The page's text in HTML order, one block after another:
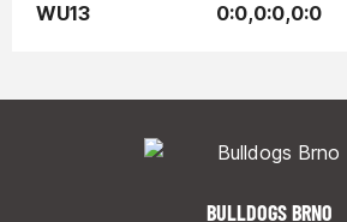
0:0,0:0,0:0
BULLDOGS BRNO